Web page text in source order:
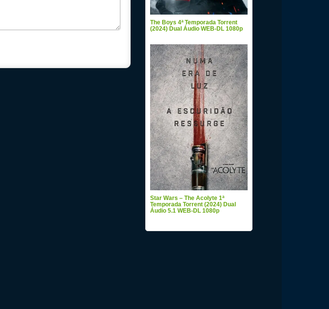
The Boys 4ª Temporada Torrent
(2024) Dual Áudio WEB-DL 1080p
Star Wars – The Acolyte 1ª
Temporada Torrent (2024) Dual
Áudio 5.1 WEB-DL 1080p